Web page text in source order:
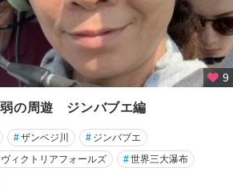
9
の周遊 ジンバブエ編
#ザンベジ川 # ジンバブエ
ヴィクトリアフォールズ #世界三大瀑布